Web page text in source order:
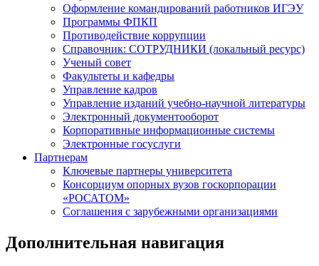
Оформление командирований работников ИГЭУ
Программы ФПКП
Противодействие коррупции
Справочник: СОТРУДНИКИ (локальный ресурс)
Ученый совет
Факультеты и кафедры
Управление кадров
Управление изданий учебно-научной литературы
Электронный документооборот
Корпоративные информационные системы
Электронные госуслуги
Партнерам
Ключевые партнеры университета
Консорциум опорных вузов госкорпорации
«РОСАТОМ»
Соглашения с зарубежными организациями
Дополнительная навигация